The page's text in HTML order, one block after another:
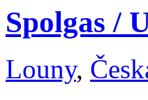
Spolgas /
Louny,